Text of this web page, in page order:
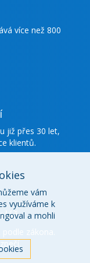
více než 800
již přes 30 let,
klientů.
zákona.
vám
využíváme k
a mohli